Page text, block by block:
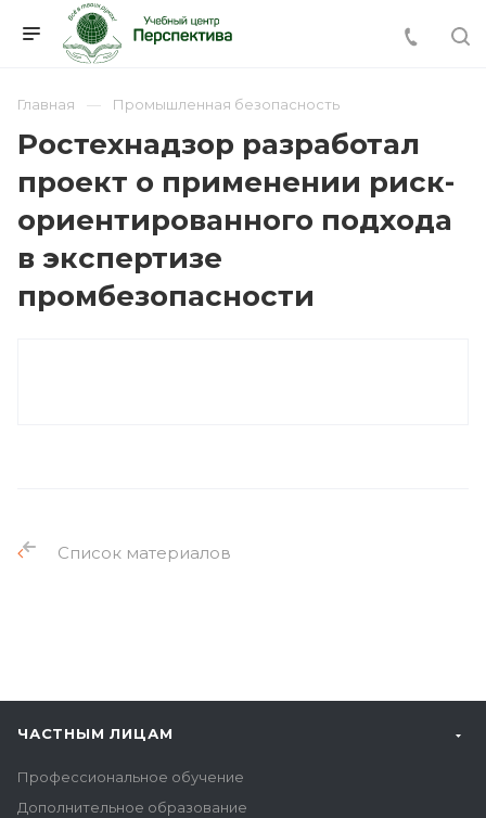
Главная Промышленная безопасность
Ростехнадзор разработал
проект о применении риск-
ориентированного подхода
в экспертизе
промбезопасности
Список материалов
ЧАСТНЫМ ЛИЦАМ
Профессиональное обучение
Дополнительное образование